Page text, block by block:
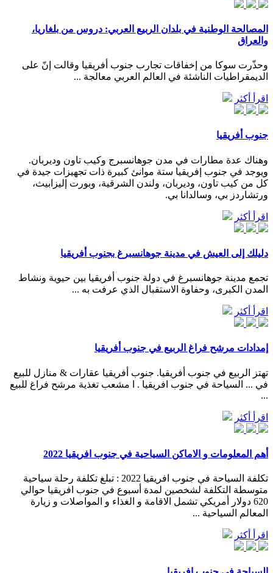
المصالحة الوطنية في بلدان الربيع العربي: دروس من بلغاريا،
والعراق
وحذّرت سوكا من إخفاقات تجارب جنوب أفريقيا وقالت إنّ على
الديمقراطيات الناشئة في العالم العربي معالجة ...
اقرأ أكثر
جنوب أفريقيا
وهناك عدة مطارات في مدن جوهانسبرج وكيب تاون وديربان.
ويوجد في جنوب إفريقيا ستة موانئ كبيرة ذات تجهيزات جيدة في
كل من كيب تاون، وديربان، ولندن الشرقية، وبورت إليزابيث،
ورتشاردز بي، وسالدانا بي.
اقرأ أكثر
دليلك إلى العيش في مدينة جوهانسبرغ بجنوب أفريقيا
تجمع مدينة جوهانسبرغ في دولة جنوب أفريقيا بين حيوية ونشاط
المدن الكبرى، وحفاوة الاستقبال الذي عرفت به ...
اقرأ أكثر
إمدادات مرشح فراغ الربيع في جنوب أفريقيا
تهتز الربيع في جنوب أفريقيا. جنوب أفريقيا عقارات & منازل للبيع
في ... السياحة في جنوب افريقيا . ا مشعب تغذية مرشح فراغ للبيع
...
اقرأ أكثر
أهم المعلومات و الاماكن السياحية في جنوب افريقيا 2022
تكلفة السياحة في جنوب افريقيا 2022 : تبلغ تكلفة رحلة سياحية
متوسطة التكلفة لشخصين لمدة أسبوع في جنوب افريقيا حوالي
620 دولار أمريكي تشمل الاقامة و الغذاء و المواصلات و زيارة
المعالم السياحية ...
اقرأ أكثر